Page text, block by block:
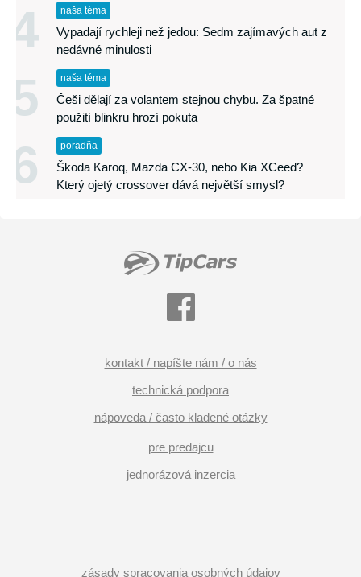
4 naša téma
Vypadají rychleji než jedou: Sedm zajímavých aut z
nedávné minulosti
5 naša téma
Češi dělají za volantem stejnou chybu. Za špatné
použití blinkru hrozí pokuta
6 poradňa
Škoda Karoq, Mazda CX-30, nebo Kia XCeed?
Který ojetý crossover dává největší smysl?
kontakt / napíšte nám / o nás
technická podpora
nápoveda / často kladené otázky
pre predajcu
jednorázová inzercia
zásady spracovania osobných údajov